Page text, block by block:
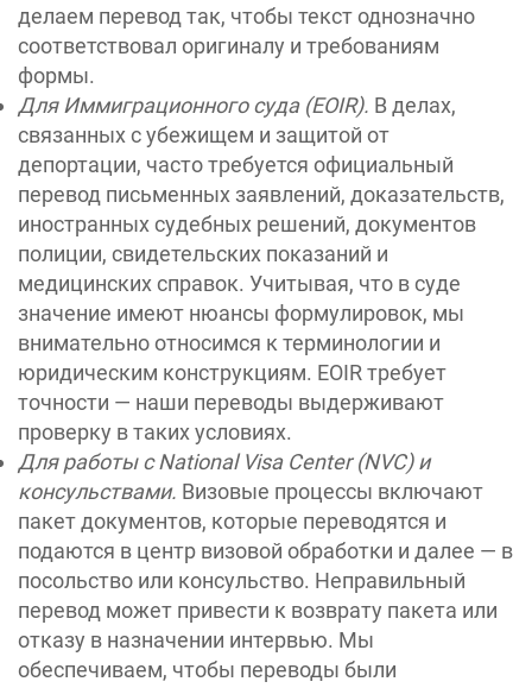
делаем перевод так, чтобы текст однозначно
соответствовал оригиналу и требованиям
формы.
Для Иммиграционного суда (EOIR). В делах,
связанных с убежищем и защитой от
депортации, часто требуется официальный
перевод письменных заявлений, доказательств,
иностранных судебных решений, документов
полиции, свидетельских показаний и
медицинских справок. Учитывая, что в суде
значение имеют нюансы формулировок, мы
внимательно относимся к терминологии и
юридическим конструкциям. EOIR требует
точности — наши переводы выдерживают
проверку в таких условиях.
Для работы с National Visa Center (NVC) и
консульствами. Визовые процессы включают
пакет документов, которые переводятся и
подаются в центр визовой обработки и далее — в
посольство или консульство. Неправильный
перевод может привести к возврату пакета или
отказу в назначении интервью. Мы
обеспечиваем, чтобы переводы были